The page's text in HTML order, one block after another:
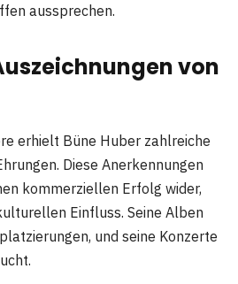
aussprechen.
von
erhielt Büne Huber zahlreiche
Diese Anerkennungen
kommerziellen Erfolg wider,
Einfluss. Seine Alben
und seine Konzerte